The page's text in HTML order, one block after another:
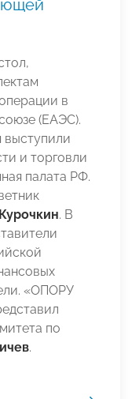
в
(ЕАЭС).
выступили
и торговли
палата РФ.
. В
«ОПОРУ
по
.